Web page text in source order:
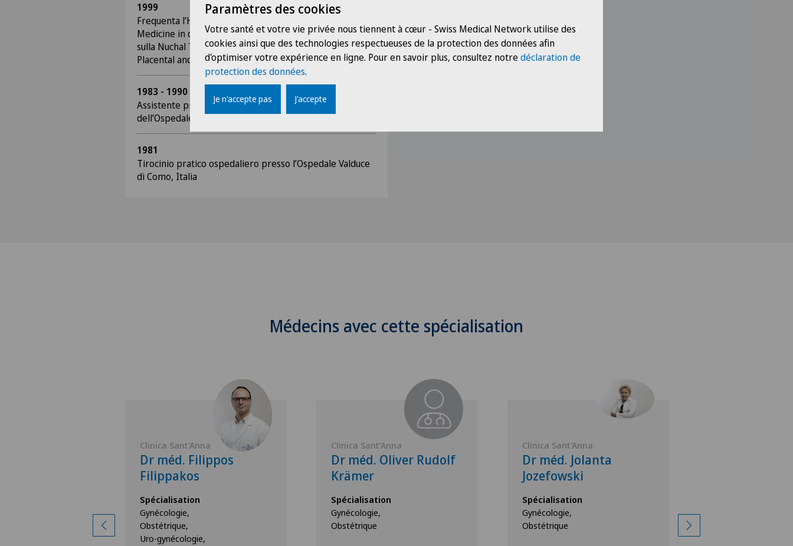
1999
Frequenta l’Harris Birthright Research Centre For Fetal
Medicine in qualità di osservatore partecipando a stages
sulla Nuchal Translucency, Cervical Assessment e
Placental and Fetal Doppler
1983 - 1990
Assistente presso la divisione di Ostetricia e Ginecologia
dell’Ospedale Valduce di Como, Italia
1981
Tirocinio pratico ospedaliero presso l’Ospedale Valduce
di Como, Italia
Médecins avec cette spécialisation
Clinica Sant'Anna
Dr méd. Filippos
Filippakos
Spécialisation
Gynécologie,
Obstétrique,
Uro-gynécologie,
Clinica Sant'Anna
Dr méd. Oliver Rudolf
Krämer
Spécialisation
Gynécologie,
Obstétrique
Clinica Sant'Anna
Dr méd. Jolanta
Jozefowski
Spécialisation
Gynécologie,
Obstétrique
Paramètres des cookies
Votre santé et votre vie privée nous tiennent à cœur - Swiss Medical Network utilise des
cookies ainsi que des technologies respectueuses de la protection des données afin
d'optimiser votre expérience en ligne. Pour en savoir plus, consultez notredéclaration de
protection des données.
Je n'accepte pas J'accepte